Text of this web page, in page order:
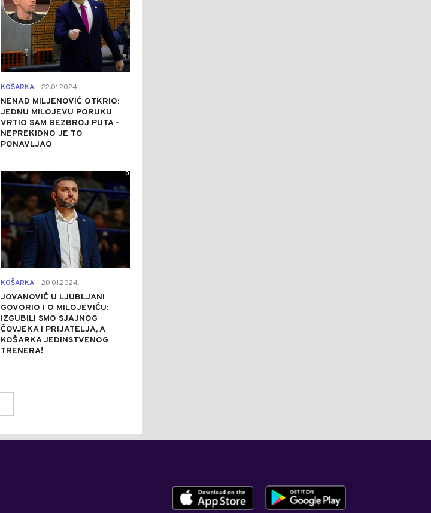
KOŠARKA 22.01.2024.
NENAD MILJENOVIĆ OTKRIO:
JEDNU MILOJEVU PORUKU
VRTIO SAM BEZBROJ PUTA -
NEPREKIDNO JE TO
PONAVLJAO
KOŠARKA 20.01.2024.
JOVANOVIĆ U LJUBLJANI
GOVORIO I O MILOJEVIĆU:
IZGUBILI SMO SJAJNOG
ČOVJEKA I PRIJATELJA, A
KOŠARKA JEDINSTVENOG
TRENERA!
0